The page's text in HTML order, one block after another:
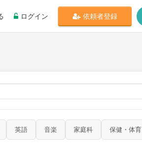
ログイン 依頼者登録
英語 音楽 家庭科 保健・体育